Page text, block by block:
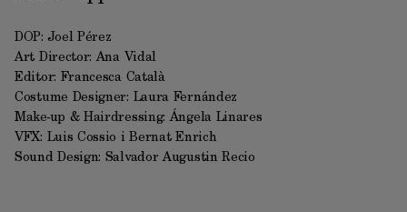
DOP: Joel Pérez
Art Director: Ana Vidal
Editor: Francesca Català
Costume Designer: Laura Fernández
Make-up & Hairdressing: Ángela Linares
VFX: Luis Cossio i Bernat Enrich
Sound Design: Salvador Augustin Recio